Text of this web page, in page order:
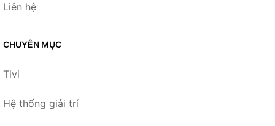
Liên hệ
CHUYÊN MỤC
Tivi
Hệ thống giải trí